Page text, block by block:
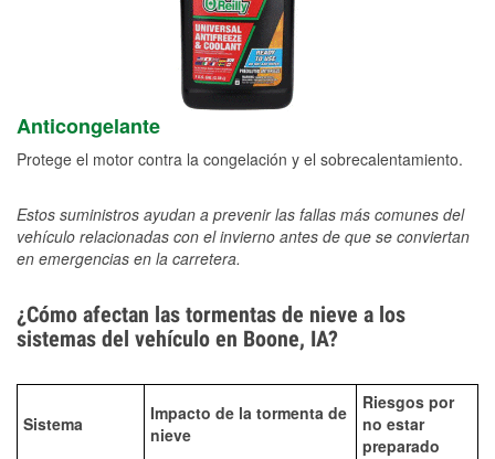
Anticongelante
Protege el motor contra la congelación y el sobrecalentamiento.
Estos suministros ayudan a prevenir las fallas más comunes del
vehículo relacionadas con el invierno antes de que se conviertan
en emergencias en la carretera.
¿Cómo afectan las tormentas de nieve a los
sistemas del vehículo en Boone, IA?
Sistema
Impacto de la tormenta de
nieve
Riesgos por
no estar
preparado